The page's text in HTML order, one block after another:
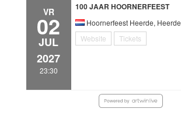
VR
02
JUL
2027
23:30
100 JAAR HOORNERFEEST
Hoornerfeest Heerde, Heerde
Website
Tickets